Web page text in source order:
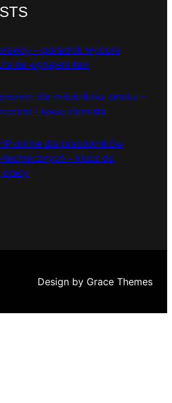
– poradnik wyboru
na wynajem taxi
dla miłośników smaku –
i kawa ziarnista
online dla pracowników
technicznych – klucz do
pracy
Design by Grace Themes